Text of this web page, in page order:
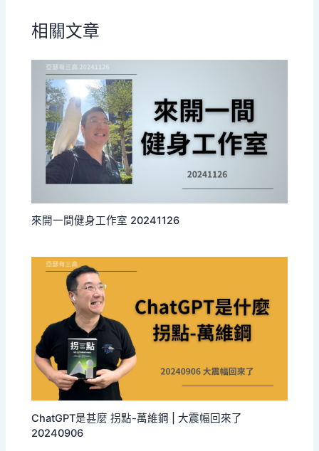
相關文章
來開一間健身工作室 20241126
ChatGPT是甚麼 拐點-萬維鋼 | 大震幅回來了
20240906